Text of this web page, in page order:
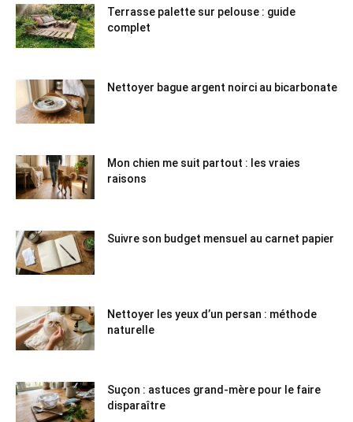
Terrasse palette sur pelouse : guide
complet
Nettoyer bague argent noirci au bicarbonate
Mon chien me suit partout : les vraies
raisons
Suivre son budget mensuel au carnet papier
Nettoyer les yeux d’un persan : méthode
naturelle
Suçon : astuces grand-mère pour le faire
disparaître